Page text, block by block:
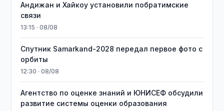
Андижан и Хайкоу установили побратимские
связи
13:15 · 08/08
Спутник Samarkand-2028 передал первое фото с
орбиты
12:30 · 08/08
Агентство по оценке знаний и ЮНИСЕФ обсудили
развитие системы оценки образования